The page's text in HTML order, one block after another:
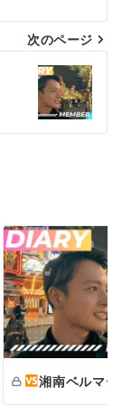
次のページ
湘南ベルマー